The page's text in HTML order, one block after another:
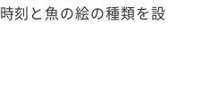
刻と魚の絵の種類を設